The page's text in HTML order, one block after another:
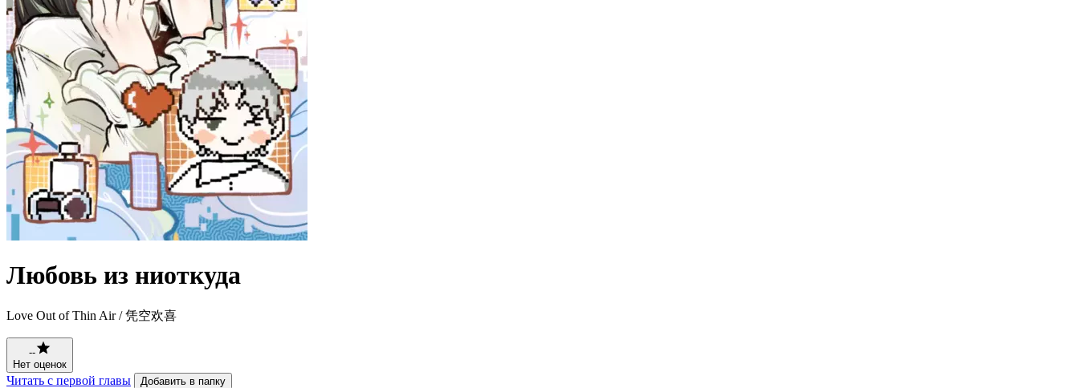
Любовь из ниоткуда
Love Out of Thin Air / 凭空欢喜
--
Нет оценок
Читать с первой главы Добавить в папку